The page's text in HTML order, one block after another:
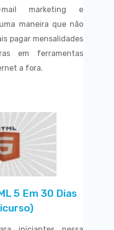
marketing e
maneira que não
pagar mensalidades
em ferramentas
a fora.
5 Em 30 Dias